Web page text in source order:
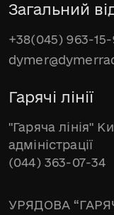
Загальний
+38(045) 963-
Гарячі лінії
"Гаряча лінія"
адміністрації
(044) 363-07-34
УРЯДОВА